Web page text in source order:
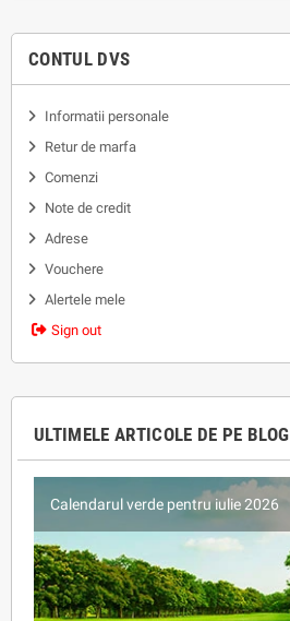
CONTUL DVS
Informatii personale
Retur de marfa
Comenzi
Note de credit
Adrese
Vouchere
Alertele mele
Sign out
ULTIMELE ARTICOLE DE PE BLOG
Calendarul verde pentru iulie 2026
FLUID SOLAR 4/8, FLUID SOLAR
6/3, FLUID SOLAR 6/6.
11516521600 .